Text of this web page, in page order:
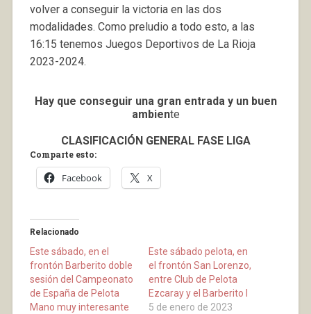
volver a conseguir la victoria en las dos
modalidades. Como preludio a todo esto, a las
16:15 tenemos Juegos Deportivos de La Rioja
2023-2024.
Hay que conseguir una gran entrada y un buen
ambiente
CLASIFICACIÓN GENERAL FASE LIGA
Comparte esto:
Facebook X
Relacionado
Este sábado, en el
frontón Barberito doble
sesión del Campeonato
de España de Pelota
Mano muy interesante
Este sábado pelota, en
el frontón San Lorenzo,
entre Club de Pelota
Ezcaray y el Barberito I
5 de enero de 2023